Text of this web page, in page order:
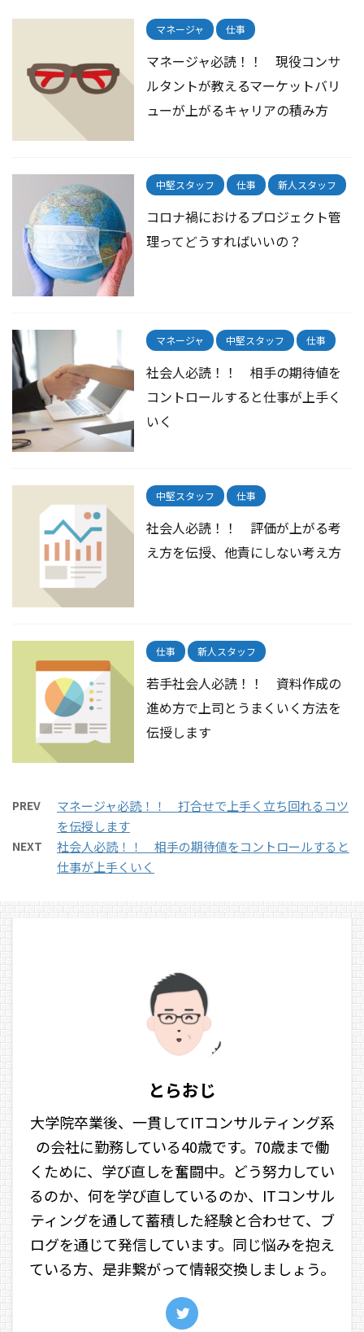
マネージャ 仕事
マネージャ必読！！ 現役コンサ
ルタントが教えるマーケットバリ
ューが上がるキャリアの積み方
中堅スタッフ 仕事 新人スタッフ
コロナ禍におけるプロジェクト管
理ってどうすればいいの？
マネージャ 中堅スタッフ 仕事
社会人必読！！ 相手の期待値を
コントロールすると仕事が上手く
いく
中堅スタッフ 仕事
社会人必読！！ 評価が上がる考
え方を伝授、他責にしない考え方
仕事 新人スタッフ
若手社会人必読！！ 資料作成の
進め方で上司とうまくいく方法を
伝授します
PREV
マネージャ必読！！ 打合せで上手く立ち回れるコツ
を伝授します
NEXT
社会人必読！！ 相手の期待値をコントロールすると
仕事が上手くいく
とらおじ
大学院卒業後、一貫してITコンサルティング系
の会社に勤務している40歳です。70歳まで働
くために、学び直しを奮闘中。どう努力してい
るのか、何を学び直しているのか、ITコンサル
ティングを通して蓄積した経験と合わせて、ブ
ログを通じて発信しています。同じ悩みを抱え
ている方、是非繋がって情報交換しましょう。